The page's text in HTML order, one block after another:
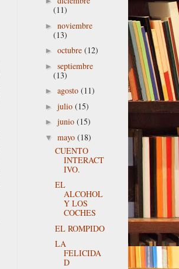
(11)
► noviembre
(13)
► octubre (12)
► septiembre
(13)
► agosto (11)
► julio (15)
► junio (15)
▼ mayo (18)
CUENTO
INTERACT
IVO.
EL
ALCOHOL
Y LOS
COCHES
EL ROMPIDO
LA
FELICIDA
D